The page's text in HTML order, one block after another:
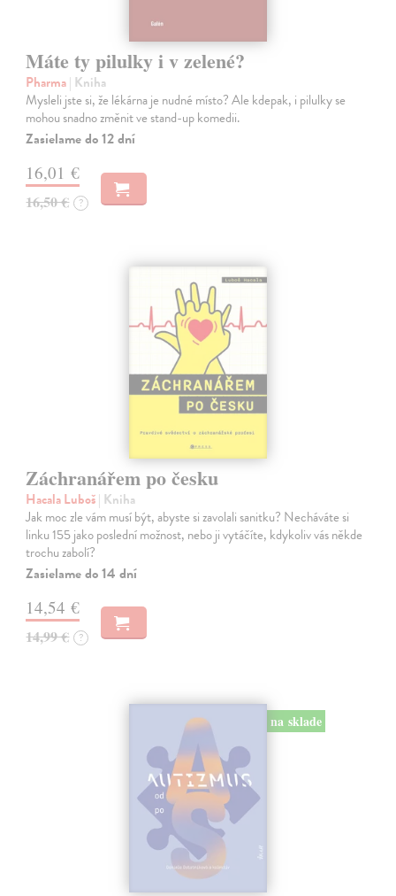
Máte ty pilulky i v zelené?
Pharma| Kniha
Mysleli jste si, že lékárna je nudné místo? Ale kdepak, i pilulky se
mohou snadno změnit ve stand-up komedii.
Zasielame do 12 dní
16,01 €
16,50 € ?
Záchranářem po česku
Hacala Luboš| Kniha
Jak moc zle vám musí být, abyste si zavolali sanitku? Necháváte si
linku 155 jako poslední možnost, nebo ji vytáčíte, kdykoliv vás někde
trochu zabolí?
Zasielame do 14 dní
14,54 €
14,99 € ?
na sklade